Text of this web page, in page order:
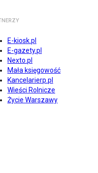
E-kiosk.pl
E-gazety.pl
Nexto.pl
Mała księgowość
Kancelarierp.pl
Wieści Rolnicze
Życie Warszawy